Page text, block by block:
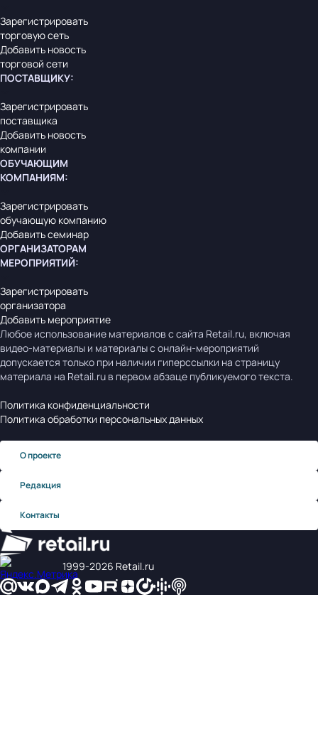
Зарегистрировать
торговую сеть
Добавить новость
торговой сети
ПОСТАВЩИКУ:
Зарегистрировать
поставщика
Добавить новость
компании
ОБУЧАЮЩИМ
КОМПАНИЯМ:
Зарегистрировать
обучающую компанию
Добавить семинар
ОРГАНИЗАТОРАМ
МЕРОПРИЯТИЙ:
Зарегистрировать
организатора
Добавить мероприятие
Любое использование материалов с сайта Retail.ru, включая
видео-материалы и материалы с онлайн-мероприятий
допускается только при наличии гиперссылки на страницу
материала на Retail.ru в первом абзаце публикуемого текста.
Политика конфиденциальности
Политика обработки персональных данных
О проекте
Редакция
Контакты
1999‑2026 Retail.ru